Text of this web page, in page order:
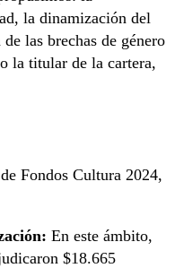
la dinamización del
las brechas de género
la titular de la cartera,
Fondos Cultura 2024,
En este ámbito,
$18.665